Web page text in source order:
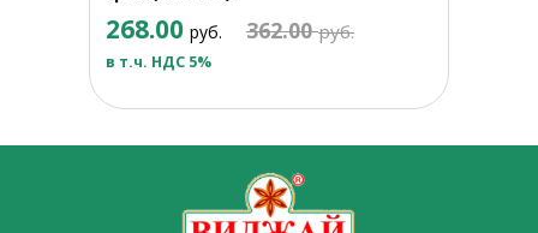
268.00 руб. 362.00руб.
в т.ч. НДС 5%